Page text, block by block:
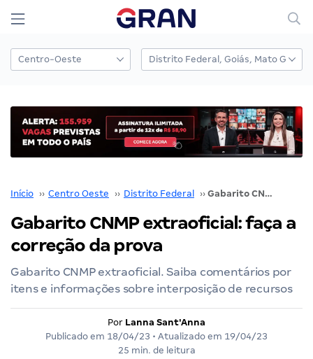
Início ›› Centro Oeste ›› Distrito Federal ›› Gabarito CNMP extraoficial: faça a correção da prova
Gabarito CNMP extraoficial: faça a
correção da prova
Gabarito CNMP extraoficial. Saiba comentários por
itens e informações sobre interposição de recursos
Por Lanna Sant'Anna
Publicado em 18/04/23 • Atualizado em 19/04/23
25 min. de leitura